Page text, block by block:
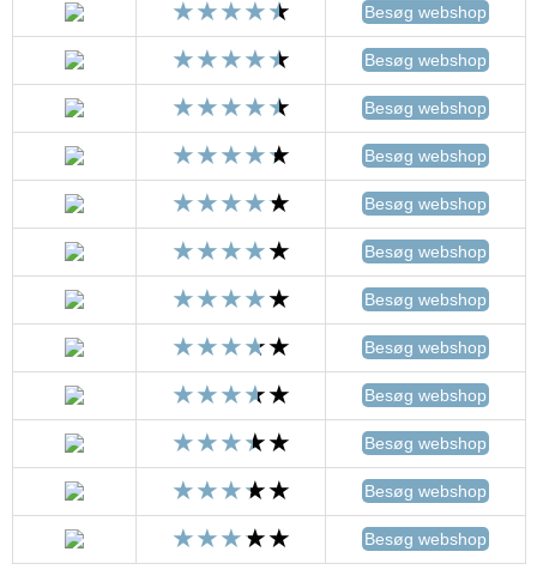
Besøg webshop
Besøg webshop
Besøg webshop
Besøg webshop
Besøg webshop
Besøg webshop
Besøg webshop
Besøg webshop
Besøg webshop
Besøg webshop
Besøg webshop
Besøg webshop